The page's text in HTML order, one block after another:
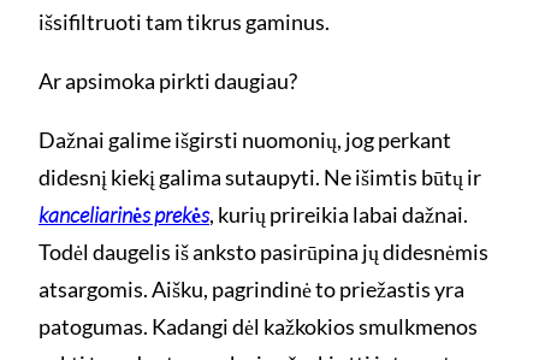
išsifiltruoti tam tikrus gaminus.
Ar apsimoka pirkti daugiau?
Dažnai galime išgirsti nuomonių, jog perkant
didesnį kiekį galima sutaupyti. Ne išimtis būtų ir
kanceliarinės prekės, kurių prireikia labai dažnai.
Todėl daugelis iš anksto pasirūpina jų didesnėmis
atsargomis. Aišku, pagrindinė to priežastis yra
patogumas. Kadangi dėl kažkokios smulkmenos